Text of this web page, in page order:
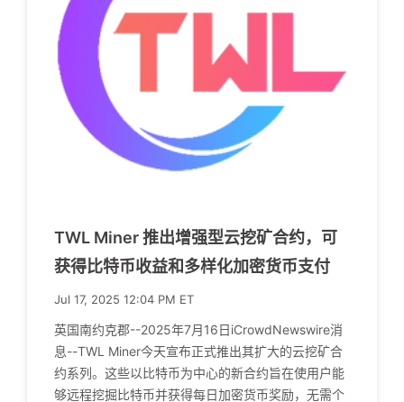
TWL Miner 推出增强型云挖矿合约，可
获得比特币收益和多样化加密货币支付
Jul 17, 2025 12:04 PM ET
英国南约克郡--2025年7月16日iCrowdNewswire消
息--TWL Miner今天宣布正式推出其扩大的云挖矿合
约系列。这些以比特币为中心的新合约旨在使用户能
够远程挖掘比特币并获得每日加密货币奖励，无需个